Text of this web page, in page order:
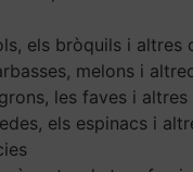
els bròquils i altres
melons i
les faves i altres
els espinacs i